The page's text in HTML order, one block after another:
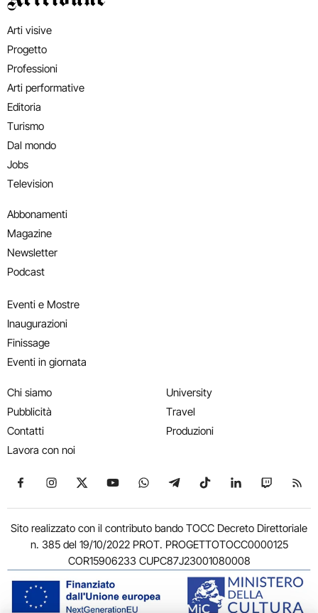
Arti visive
Progetto
Professioni
Arti performative
Editoria
Turismo
Dal mondo
Jobs
Television
Abbonamenti
Magazine
Newsletter
Podcast
Eventi e Mostre
Inaugurazioni
Finissage
Eventi in giornata
Chi siamo
Pubblicità
Contatti
Lavora con noi
University
Travel
Produzioni
Seguici su Facebook
Seguici su Instagram
Seguici su X
Seguici su YouTube
Seguici su WhatsApp
Seguici su Telegram
Seguici su TikTok
Seguici su
Seguici
Sito realizzato con il contributo bando TOCC Decreto Direttoriale
n. 385 del 19/10/2022 PROT. PROGETTOTOCC0000125
COR15906233 CUPC87J23001080008